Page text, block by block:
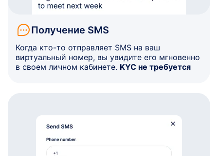
Получение SMS
Когда кто-то отправляет SMS на ваш
виртуальный номер, вы увидите его мгновенно
в своем личном кабинете. KYC не требуется